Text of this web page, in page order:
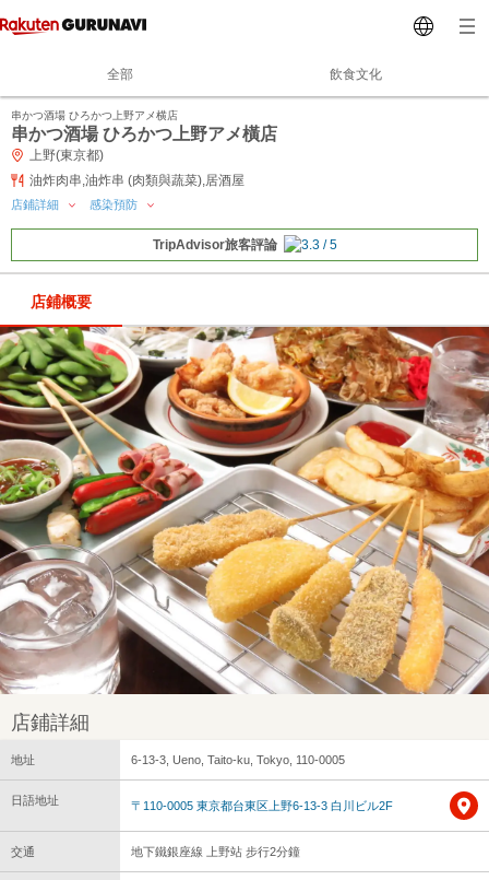
全部 飲食文化
串かつ酒場 ひろかつ上野アメ横店
串かつ酒場 ひろかつ上野アメ橫店
上野(東京都)
油炸肉串,油炸串 (肉類與蔬菜),居酒屋
店鋪詳細 感染預防
TripAdvisor旅客評論
店鋪概要
店鋪詳細
地址 6-13-3, Ueno, Taito-ku, Tokyo, 110-0005
日語地址 〒110-0005 東京都台東区上野6-13-3 白川ビル2F
交通 地下鐵銀座線 上野站 步行2分鐘